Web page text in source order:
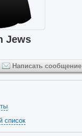
Jews
Написать сообщение
список